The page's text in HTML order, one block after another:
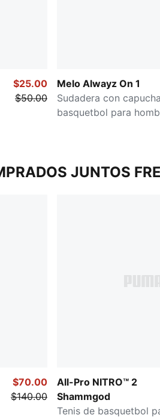
$25.00
$50.00
Melo Alwayz On 1
Sudadera con
basquetbol para
JUNTOS
$70.00
$140.00
All-Pro NITRO™ 2
Shammgod
Tenis de basquetbol